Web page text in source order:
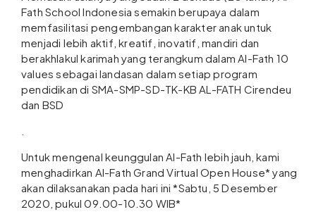
Fath School Indonesia semakin berupaya dalam
memfasilitasi pengembangan karakter anak untuk
menjadi lebih aktif, kreatif, inovatif, mandiri dan
berakhlakul karimah yang terangkum dalam Al-Fath 10
values sebagai landasan dalam setiap program
pendidikan di SMA-SMP-SD-TK-KB AL-FATH Cirendeu
dan BSD
Untuk mengenal keunggulan Al-Fath lebih jauh, kami
menghadirkan Al-Fath Grand Virtual Open House* yang
akan dilaksanakan pada hari ini *Sabtu, 5 Desember
2020, pukul 09.00-10.30 WIB*